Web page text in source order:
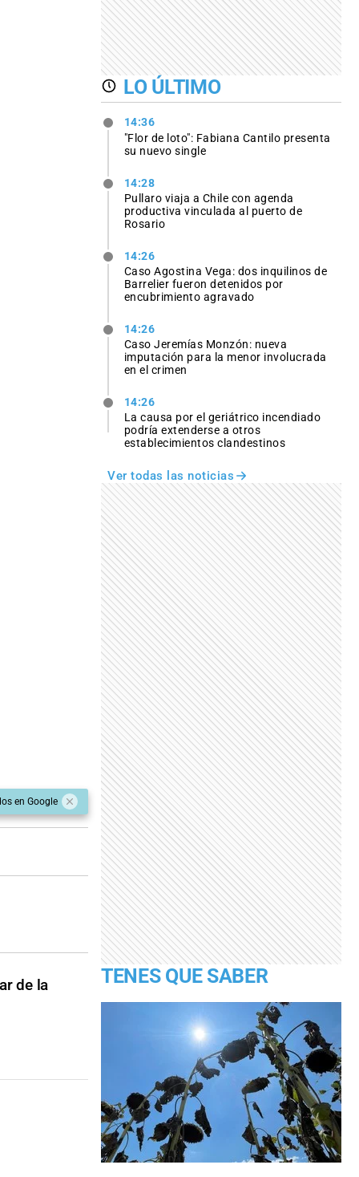
en Google
de la
LO ÚLTIMO
14:36
"Flor de loto": Fabiana Cantilo presenta
su nuevo single
14:28
Pullaro viaja a Chile con agenda
productiva vinculada al puerto de
Rosario
14:26
Caso Agostina Vega: dos inquilinos de
Barrelier fueron detenidos por
encubrimiento agravado
14:26
Caso Jeremías Monzón: nueva
imputación para la menor involucrada
en el crimen
14:26
La causa por el geriátrico incendiado
podría extenderse a otros
establecimientos clandestinos
Ver todas las noticias
TENES QUE SABER